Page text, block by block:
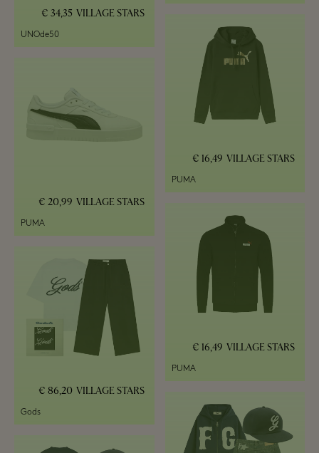
VILLAGE STARS
34,35 €
UNOde50
VILLAGE STARS
16,49 €
PUMA
VILLAGE STARS
20,99 €
PUMA
VILLAGE STARS
16,49 €
PUMA
VILLAGE STARS
86,20 €
Gods